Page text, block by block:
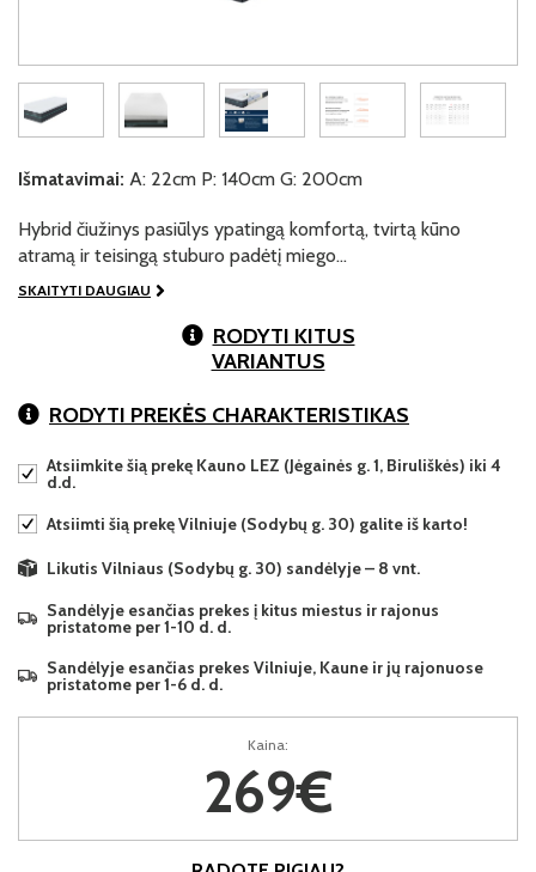
Išmatavimai: A: 22cm P: 140cm G: 200cm
Hybrid čiužinys pasiūlys ypatingą komfortą, tvirtą kūno
atramą ir teisingą stuburo padėtį miego…
SKAITYTI DAUGIAU
RODYTI KITUS
VARIANTUS
RODYTI PREKĖS CHARAKTERISTIKAS
Atsiimkite šią prekę Kauno LEZ (Jėgainės g. 1, Biruliškės) iki 4
d.d.
Atsiimti šią prekę Vilniuje (Sodybų g. 30) galite iš karto!
Likutis Vilniaus (Sodybų g. 30) sandėlyje – 8 vnt.
Sandėlyje esančias prekes į kitus miestus ir rajonus
pristatome per 1-10 d. d.
Sandėlyje esančias prekes Vilniuje, Kaune ir jų rajonuose
pristatome per 1-6 d. d.
Kaina:
269€